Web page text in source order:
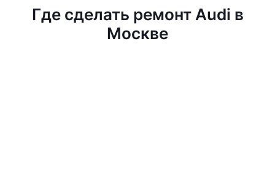
Где сделать ремонт Audi в
Москве